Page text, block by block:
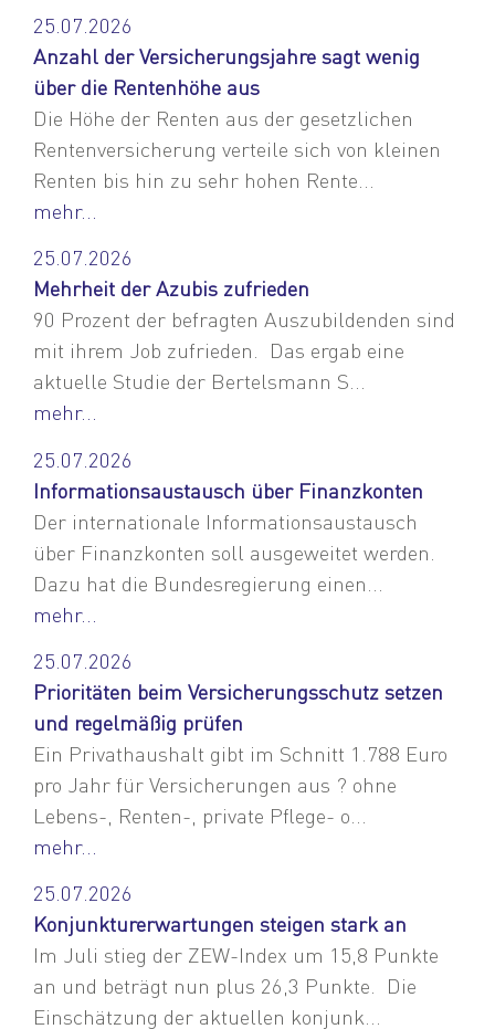
25.07.2026
Anzahl der Versicherungsjahre sagt wenig
über die Rentenhöhe aus
Die Höhe der Renten aus der gesetzlichen
Rentenversicherung verteile sich von kleinen
Renten bis hin zu sehr hohen Rente...
mehr...
25.07.2026
Mehrheit der Azubis zufrieden
90 Prozent der befragten Auszubildenden sind
mit ihrem Job zufrieden. Das ergab eine
aktuelle Studie der Bertelsmann S...
mehr...
25.07.2026
Informationsaustausch über Finanzkonten
Der internationale Informationsaustausch
über Finanzkonten soll ausgeweitet werden.
Dazu hat die Bundesregierung einen...
mehr...
25.07.2026
Prioritäten beim Versicherungsschutz setzen
und regelmäßig prüfen
Ein Privathaushalt gibt im Schnitt 1.788 Euro
pro Jahr für Versicherungen aus ? ohne
Lebens-, Renten-, private Pflege- o...
mehr...
25.07.2026
Konjunkturerwartungen steigen stark an
Im Juli stieg der ZEW-Index um 15,8 Punkte
an und beträgt nun plus 26,3 Punkte. Die
Einschätzung der aktuellen konjunk...